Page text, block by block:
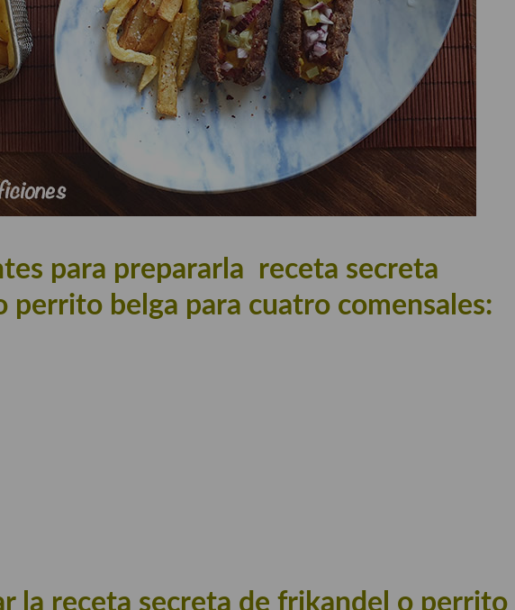
para prepararla receta secreta
perrito belga para cuatro comensales:
la receta secreta de frikandel o perrito